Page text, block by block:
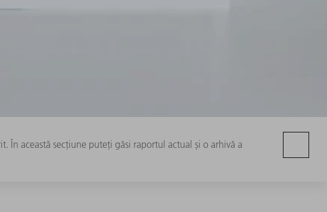
această secțiune puteți găsi raportul actual și o arhivă a